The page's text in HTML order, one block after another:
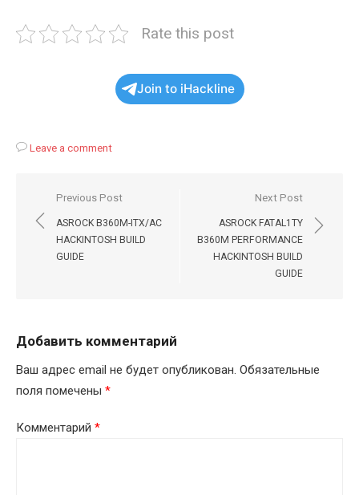
Rate this post
Join to iHackline
Leave a comment
Навигация
по
записям
Previous Post
ASROCK B360M-ITX/AC
HACKINTOSH BUILD
GUIDE
Next Post
ASROCK FATAL1TY
B360M PERFORMANCE
HACKINTOSH BUILD
GUIDE
Добавить комментарий
Ваш адрес email не будет опубликован. Обязательные
поля помечены *
Комментарий *